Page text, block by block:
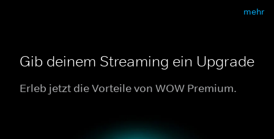
mehr
Gib deinem Streaming ein Upgrade
Erleb jetzt die Vorteile von WOW Premium.